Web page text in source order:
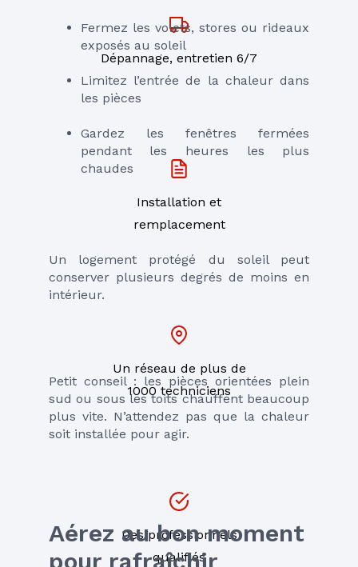
Fermez les volets, stores ou rideaux
exposés au soleil
Limitez l’entrée de la chaleur dans
les pièces
Gardez les fenêtres fermées
pendant les heures les plus
chaudes
Un logement protégé du soleil peut
conserver plusieurs degrés de moins en
intérieur.
Petit conseil : les pièces orientées plein
sud ou sous les toits chauffent beaucoup
plus vite. N’attendez pas que la chaleur
soit installée pour agir.
Aérez au bon moment
pour rafraîchir
Dépannage, entretien 6/7
Installation et
remplacement
Un réseau de plus de
1000 techniciens
Des professionnels
qualifiés